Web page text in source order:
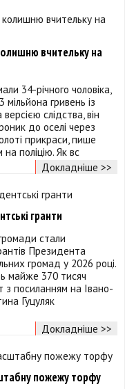
вчительку на
34-річного чоловіка,
гривень із
слідства, він
до оселі через
прикраси, пише
поліцію. Як вс
Докладніше >>
гранти
стали
Президента
громад у 2026 році.
майже 370 тисяч
з посиланням на Івано-
Гуцуляк
Докладніше >>
пожежу торфу